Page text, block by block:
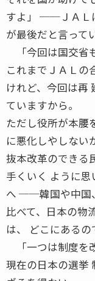
すよ」 ──ＪＡＬ
が最後だと言って
「今回は国交省
これまでＪＡＬの
けれど、今回は再
ていますから。
ただし役所が本腰
に悪化しやしない
抜本改革のできる
手くいく ように
へ ──韓国や中国
比べて、日本の物
は、 どこにあるの
「一つは制度を
現在の日本の選挙